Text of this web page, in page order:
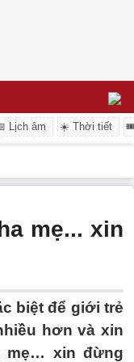
Lịch âm ☀️ Thời tiết
mẹ... xin
biệt để giới trẻ
hơn và xin
mẹ… xin đừng